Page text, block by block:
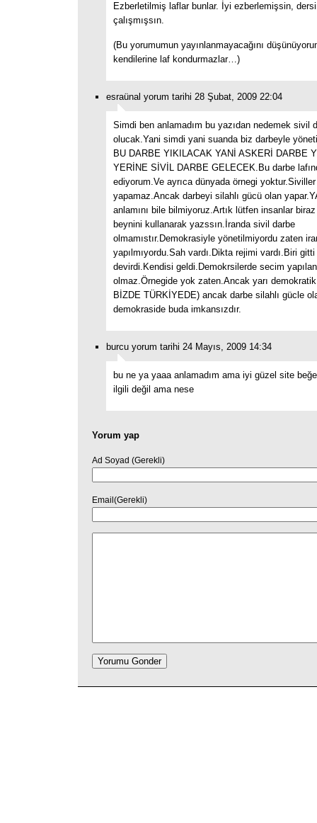
Ezberletilmiş laflar bunlar. İyi ezberlemişsin,
çalışmışsın.
(Bu yorumumun yayınlanmayacağını
kendilerine laf kondurmazlar…)
esraünal yorum tarihi 28 Şubat, 2009 22:04
Simdi ben anlamadım bu yazıdan nedemek sivil
olucak.Yani simdi yani suanda biz darbeyle
BU DARBE YIKILACAK YANİ ASKERİ DARBE
YERİNE SİVİL DARBE GELECEK.Bu darbe
ediyorum.Ve ayrıca dünyada örnegi
yapamaz.Ancak darbeyi silahlı gücü olan
anlamını bile bilmiyoruz.Artık lütfen insanlar
beynini kullanarak yazssın.İranda sivil darbe
olmamıstır.Demokrasiyle yönetilmiyordu zaten
yapılmıyordu.Sah vardı.Dikta rejimi vardı.Biri
devirdi.Kendisi geldi.Demokrsilerde secim
olmaz.Örnegide yok zaten.Ancak yarı
BİZDE TÜRKİYEDE) ancak darbe silahlı gücle
demokraside buda imkansızdır.
burcu yorum tarihi 24 Mayıs, 2009 14:34
bu ne ya yaaa anlamadım ama iyi güzel site
ilgili değil ama nese
Yorum yap
Ad Soyad (Gerekli)
Email(Gerekli)